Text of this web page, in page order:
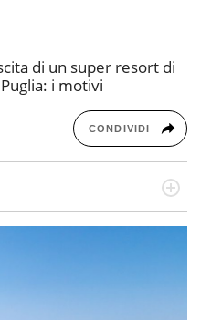
di un super resort di
i motivi
CONDIVIDI
di informazione sul web,
e videogame.